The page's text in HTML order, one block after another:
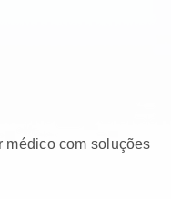
médico com soluções